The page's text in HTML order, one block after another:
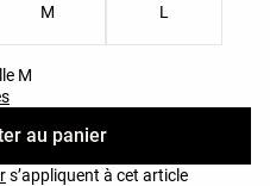
M L
M
au panier
s’appliquent à cet article